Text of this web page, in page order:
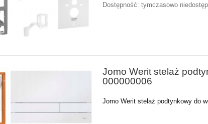
Dostępność: tymczasowo
Jomo Werit stelaż
000000006
Jomo Werit stelaż podtynkowy do